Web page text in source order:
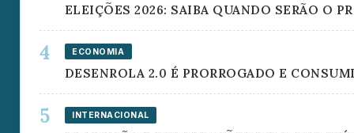
ELEIÇÕES 2026: SAIBA QUANDO SERÃO O
ECONOMIA
DESENROLA 2.0 É PRORROGADO E
INTERNACIONAL